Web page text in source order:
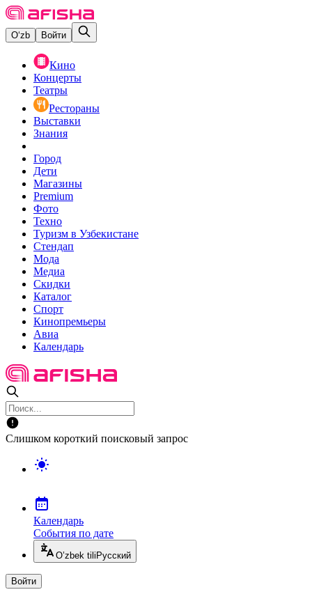
O‘zb Войти
Кино
Концерты
Театры
Рестораны
Выставки
Знания
Город
Дети
Магазины
Premium
Фото
Техно
Туризм в Узбекистане
Стендап
Мода
Медиа
Скидки
Каталог
Спорт
Кинопремьеры
Авиа
Календарь
Слишком короткий поисковый запрос
Календарь
События по дате
O’zbek tili Русский
Войти